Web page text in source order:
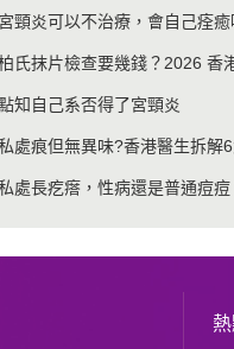
宮頸炎可以不治療，會自己痊癒
氏抹片檢查要幾錢？2026 香
知自己系否得了宮頸炎
處痕但無異味?香港醫生拆解
處長疙瘩，性病還是普通痘痘